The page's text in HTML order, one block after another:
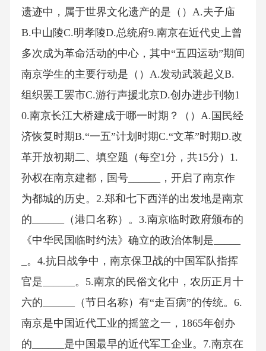
遗迹中，属于世界文化遗产的是（）A.夫子庙
B.中山陵C.明孝陵D.总统府9.南京在近代史上曾
多次成为革命活动的中心，其中“五四运动”期间
南京学生的主要行动是（）A.发动武装起义B.
组织罢工罢市C.游行声援北京D.创办进步刊物1
0.南京长江大桥建成于哪一时期？（）A.国民经
济恢复时期B.“一五”计划时期C.“文革”时期D.改
革开放初期二、填空题（每空1分，共15分）1.
孙权在南京建都，国号______，开启了南京作
为都城的历史。2.郑和七下西洋的出发地是南京
的______（港口名称）。3.南京临时政府颁布的
《中华民国临时约法》确立的政治体制是_____
_。4.抗日战争中，南京保卫战的中国军队指挥
官是______。5.南京的民俗文化中，农历正月十
六的______（节日名称）有“走百病”的传统。6.
南京是中国近代工业的摇篮之一，1865年创办
的______是中国最早的近代军工企业。7.南京在